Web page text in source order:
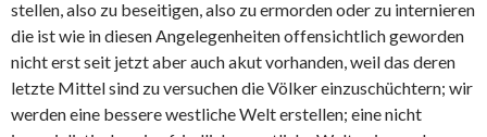
stellen, also zu beseitigen, also zu ermorden oder zu internieren
die ist wie in diesen Angelegenheiten offensichtlich geworden
nicht erst seit jetzt aber auch akut vorhanden, weil das deren
letzte Mittel sind zu versuchen die Völker einzuschüchtern; wir
werden eine bessere westliche Welt erstellen; eine nicht